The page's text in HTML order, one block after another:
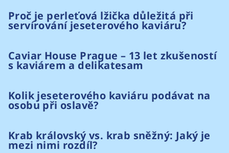
Proč je perleťová lžička důležitá při
servírování jeseterového kaviáru?
Caviar House Prague – 13 let zkušeností
s kaviárem a delikatesam
Kolik jeseterového kaviáru podávat na
osobu při oslavě?
Krab královský vs. krab sněžný: Jaký je
mezi nimi rozdíl?